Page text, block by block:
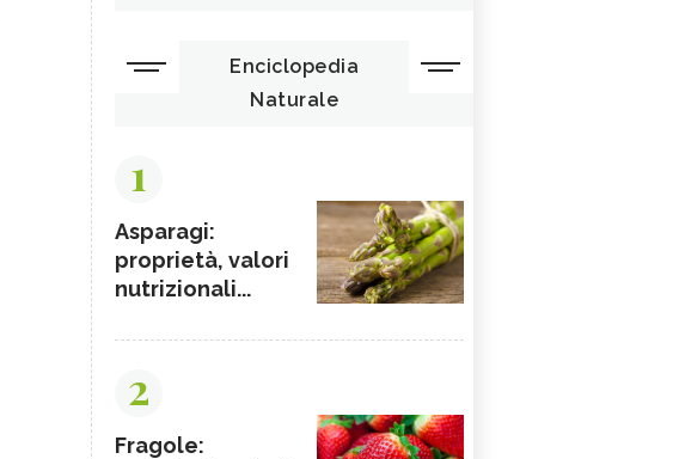
Enciclopedia
Naturale
1
Asparagi:
proprietà, valori
nutrizionali...
2
Fragole: